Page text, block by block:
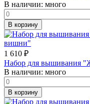
В наличии: много
В корзину
1 610 ₽
Набор для вышивания
В наличии: много
В корзину